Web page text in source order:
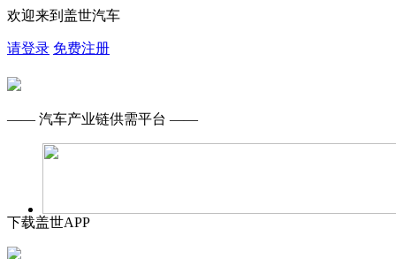
欢迎来到盖世汽车
请登录 免费注册
—— 汽车产业链供需平台 ——
下载盖世APP